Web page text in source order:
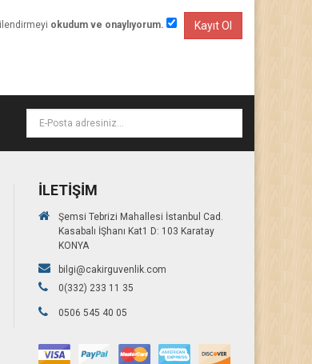
okudum ve onaylıyorum.
İLETIŞIM
Şemsi Tebrizi Mahallesi İstanbul Cad.
Kasabalı İŞhanı Kat1 D: 103 Karatay
KONYA
bilgi@cakirguvenlik.com
0(332) 233 11 35
0506 545 40 05